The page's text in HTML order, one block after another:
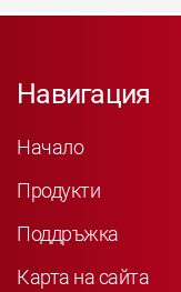
Навигация
Начало
Продукти
Поддръжка
Карта на сайта